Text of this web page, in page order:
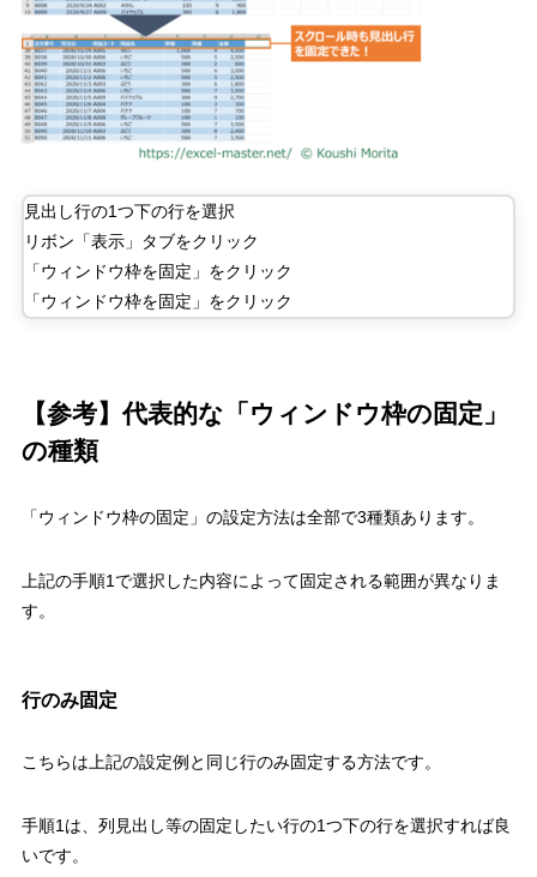
見出し行の1つ下の行を選択
リボン「表示」タブをクリック
「ウィンドウ枠を固定」をクリック
「ウィンドウ枠を固定」をクリック
【参考】代表的な「ウィンドウ枠の固定」
の種類
「ウィンドウ枠の固定」の設定方法は全部で3種類あります。
上記の手順1で選択した内容によって固定される範囲が異なりま
す。
行のみ固定
こちらは上記の設定例と同じ行のみ固定する方法です。
手順1は、列見出し等の固定したい行の1つ下の行を選択すれば良
いです。